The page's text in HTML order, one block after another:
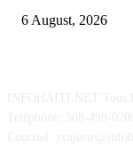
6 August, 2026